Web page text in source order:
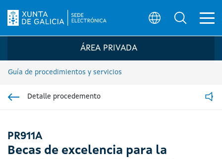
Logo de la Sede electrónica de la
ÁREA PRIVADA
Guía de procedimientos y servicios
Detalle procedemento
PR911A
Becas de excelencia para la